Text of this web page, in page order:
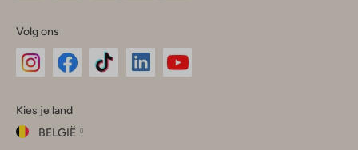
Volg ons
InstagramFacebook
Kies je land
BELGIË